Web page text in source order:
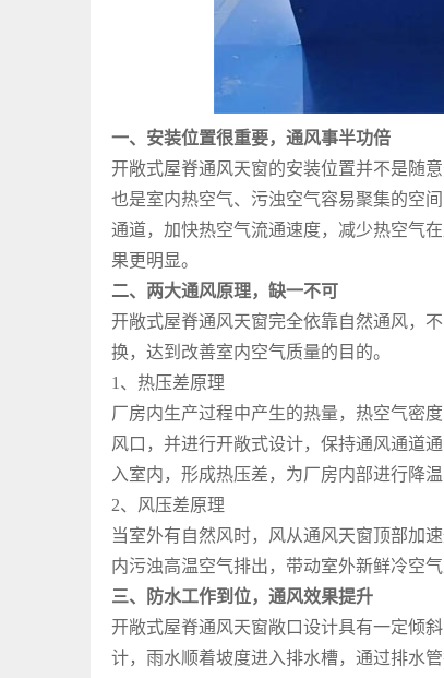
一、安装位置很重要，通风事半功倍
开敞式屋脊通风天窗的安装位置并不是随
也是室内热空气、污浊空气容易聚集的空
通道，加快热空气流通速度，减少热空气
果更明显。
二、两大通风原理，缺一不可
开敞式屋脊通风天窗完全依靠自然通风，
换，达到改善室内空气质量的目的。
1、热压差原理
厂房内生产过程中产生的热量，热空气密
风口，并进行开敞式设计，保持通风通道
入室内，形成热压差，为厂房内部进行降
2、风压差原理
当室外有自然风时，风从通风天窗顶部加
内污浊高温空气排出，带动室外新鲜冷空
三、防水工作到位，通风效果提升
开敞式屋脊通风天窗敞口设计具有一定倾
计，雨水顺着坡度进入排水槽，通过排水